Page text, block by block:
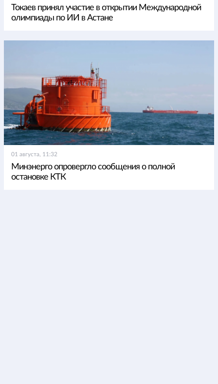
Токаев принял участие в открытии Международной
олимпиады по ИИ в Астане
01 августа, 11:32
Минэнерго опровергло сообщения о полной
остановке КТК